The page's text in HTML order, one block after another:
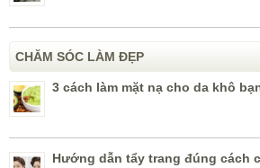
CHĂM SÓC LÀM ĐẸP
3 cách làm mặt nạ cho da khô
Hướng dẫn tẩy trang đúng cách